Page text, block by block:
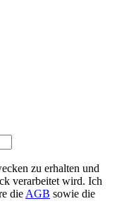
zu erhalten und
verarbeitet wird. Ich
die AGB sowie die